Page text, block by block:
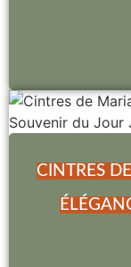
CINTRES